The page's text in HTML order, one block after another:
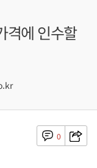
격에 인수할
0